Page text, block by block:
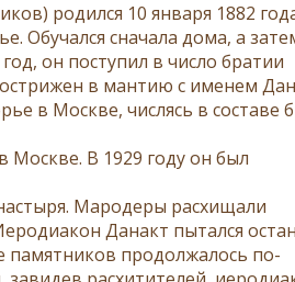
родился 10 января 1882
Обучался сначала дома, а
он поступил в число братии
в мантию с именем
в Москве, числясь в составе
Москве. В 1929 году он был
Мародеры расхищали
Данакт пытался
памятников продолжалось по-